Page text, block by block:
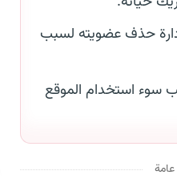
حذف عضويته لسبب
سوء استخدام الموقع
عامة